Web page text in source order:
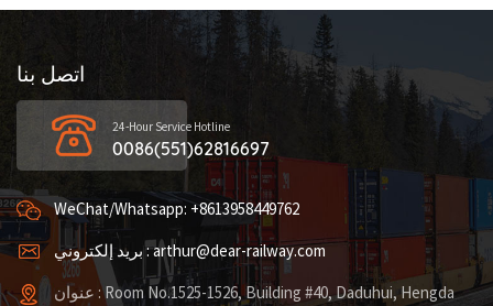
اتصل بنا
24-Hour Service Hotline
0086(551)62816697
WeChat/Whatsapp: +8613958449762
بريد إلكتروني : arthur@dear-railway.com
عنوان : Room No.1525-1526, Building #40, Daduhui, Hengda